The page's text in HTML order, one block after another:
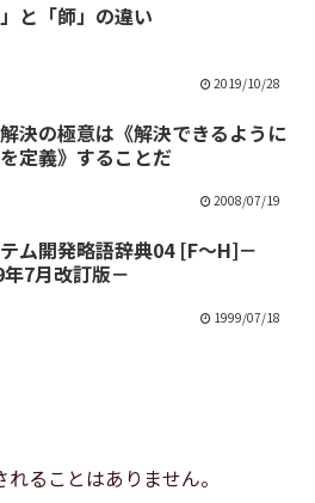
」と「師」の違い
2019/10/28
決の極意は《解決できるように
定義》することだ
2008/07/19
ム開発略語辞典04 [F～H]－
7月改訂版－
1999/07/18
ることはありません。